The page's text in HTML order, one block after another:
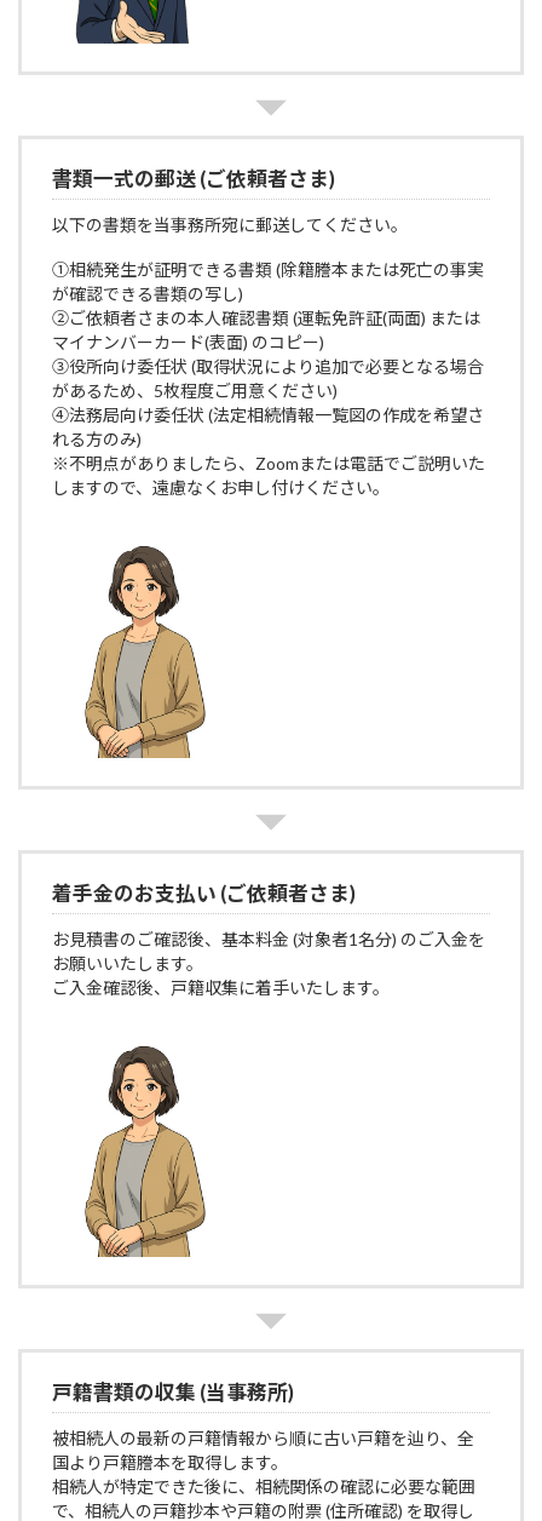
書類一式の郵送 (ご依頼者さま)
以下の書類を当事務所宛に郵送してください。
①相続発生が証明できる書類 (除籍謄本または死亡の事実
が確認できる書類の写し)
②ご依頼者さまの本人確認書類 (運転免許証(両面) または
マイナンバーカード(表面) のコピー)
③役所向け委任状 (取得状況により追加で必要となる場合
があるため、5枚程度ご用意ください)
④法務局向け委任状 (法定相続情報一覧図の作成を希望さ
れる方のみ)
※不明点がありましたら、Zoomまたは電話でご説明いた
しますので、遠慮なくお申し付けください。
着手金のお支払い (ご依頼者さま)
お見積書のご確認後、基本料金 (対象者1名分) のご入金を
お願いいたします。
ご入金確認後、戸籍収集に着手いたします。
戸籍書類の収集 (当事務所)
被相続人の最新の戸籍情報から順に古い戸籍を辿り、全
国より戸籍謄本を取得します。
相続人が特定できた後に、相続関係の確認に必要な範囲
で、相続人の戸籍抄本や戸籍の附票 (住所確認) を取得し